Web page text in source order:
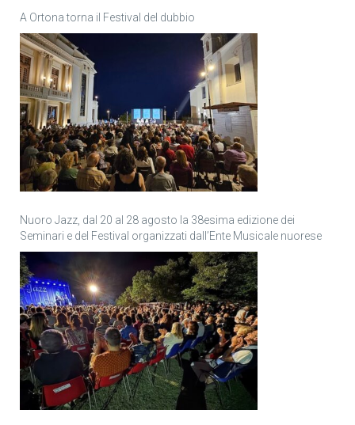
A Ortona torna il Festival del dubbio
Nuoro Jazz, dal 20 al 28 agosto la 38esima edizione dei
Seminari e del Festival organizzati dall’Ente Musicale nuorese